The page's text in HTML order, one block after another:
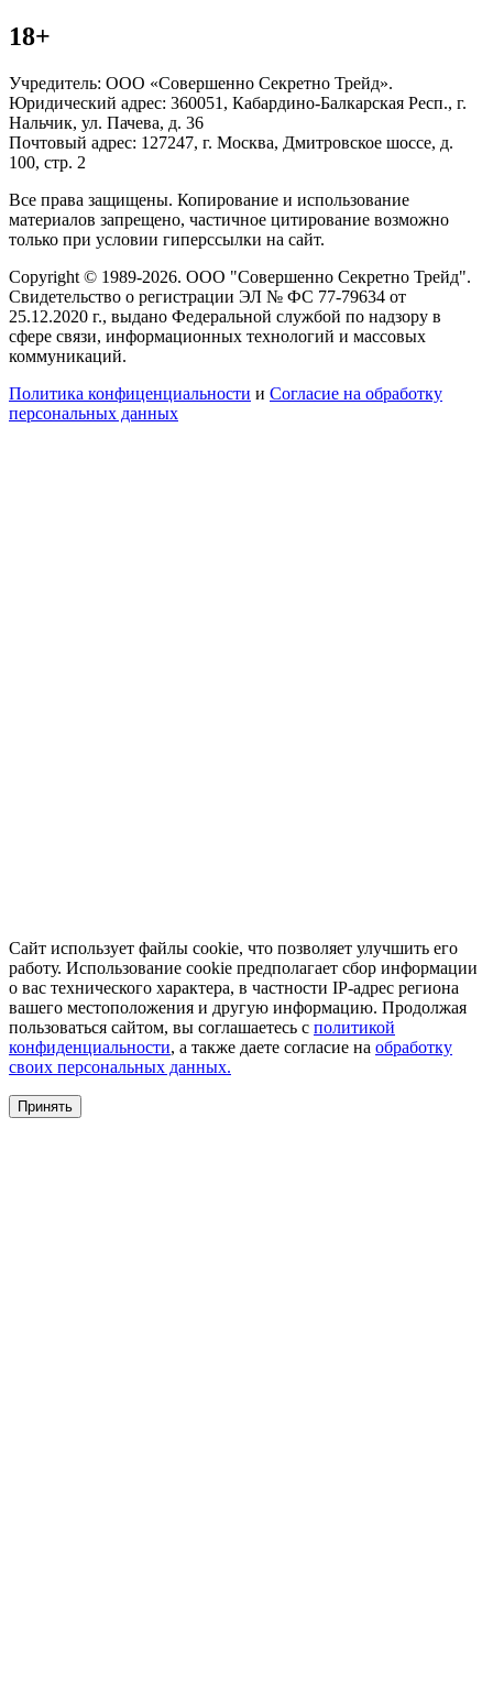
18+
Учредитель: ООО «Совершенно Секретно Трейд».
Юридический адрес: 360051, Кабардино-Балкарская Респ., г.
Нальчик, ул. Пачева, д. 36
Почтовый адрес: 127247, г. Москва, Дмитровское шоссе, д.
100, стр. 2
Все права защищены. Копирование и использование
материалов запрещено, частичное цитирование возможно
только при условии гиперссылки на сайт.
Copyright © 1989-2026. ООО "Совершенно Секретно Трейд".
Свидетельство о регистрации ЭЛ № ФС 77-79634 от
25.12.2020 г., выдано Федеральной службой по надзору в
сфере связи, информационных технологий и массовых
коммуникаций.
Политика конфиценциальности и Согласие на обработку
персональных данных
Сайт использует файлы cookie, что позволяет улучшить его
работу. Использование cookie предполагает сбор информации
о вас технического характера, в частности IP-адрес региона
вашего местоположения и другую информацию. Продолжая
пользоваться сайтом, вы соглашаетесь с политикой
конфиденциальности, а также даете согласие на обработку
своих персональных данных.
Принять